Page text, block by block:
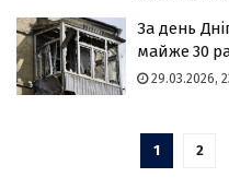
За день
майже 30
29.03.2026,
1 2